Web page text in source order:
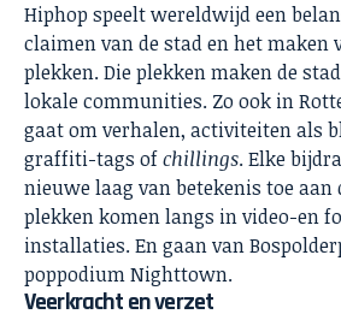
Hiphop speelt wereldwijd een
claimen van de stad en het maken
plekken. Die plekken maken de
lokale communities. Zo ook in
gaat om verhalen, activiteiten als
graffiti-tags ofchillings. Elke
nieuwe laag van betekenis toe aan
plekken komen langs in video-en
installaties. En gaan van
poppodium Nighttown.
Veerkracht en verzet